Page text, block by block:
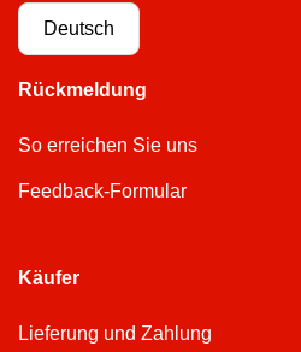
Deutsch
Rückmeldung
So erreichen Sie uns
Feedback-Formular
Käufer
Lieferung und Zahlung